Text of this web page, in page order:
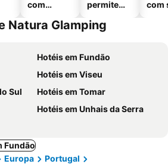
com
permitem
com
Natura Glamping
Hotéis em Fundão
Hotéis em Viseu
Sul
Hotéis em Tomar
Hotéis em Unhais da Serra
Fundão
Europa
Portugal